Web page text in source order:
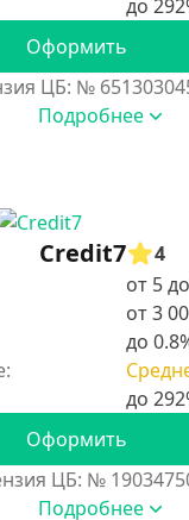
сервиса
офиса
на карту через
с вашей карты
Оформить
ЦБ: №
Подробнее
Credit7
4
от 5
от 3
до
Оформить
ЦБ: №
Подробнее